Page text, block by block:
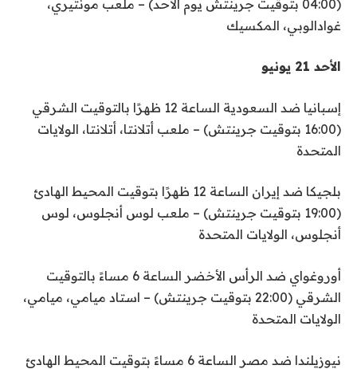
(04:00 بتوقيت جرينتش يوم الأحد) – ملعب مونتيري،
غوادالوبي، المكسيك
الأحد 21 يونيو
إسبانيا ضد السعودية الساعة 12 ظهرًا بالتوقيت الشرقي
(16:00 بتوقيت جرينتش) – ملعب أتلانتا، أتلانتا، الولايات
المتحدة
بلجيكا ضد إيران الساعة 12 ظهرًا بتوقيت المحيط الهادئ
(19:00 بتوقيت جرينتش) – ملعب لوس أنجلوس، لوس
أنجلوس، الولايات المتحدة
أوروغواي ضد الرأس الأخضر الساعة 6 مساءً بالتوقيت
الشرقي (22:00 بتوقيت جرينتش) – استاد ميامي، ميامي،
الولايات المتحدة
نيوزيلندا ضد مصر الساعة 6 مساءً بتوقيت المحيط الهادئ